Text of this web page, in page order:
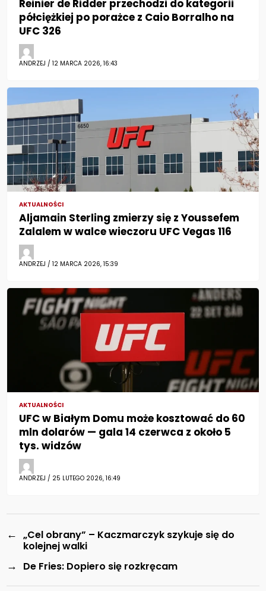
Reinier de Ridder przechodzi do kategorii
półciężkiej po porażce z Caio Borralho na
UFC 326
ANDRZEJ / 12 MARCA 2026, 16:43
AKTUALNOŚCI
Aljamain Sterling zmierzy się z Youssefem
Zalalem w walce wieczoru UFC Vegas 116
ANDRZEJ / 12 MARCA 2026, 15:39
AKTUALNOŚCI
UFC w Białym Domu może kosztować do 60
mln dolarów — gala 14 czerwca z około 5
tys. widzów
ANDRZEJ / 25 LUTEGO 2026, 16:49
← „Cel obrany” – Kaczmarczyk szykuje się do
kolejnej walki
→ De Fries: Dopiero się rozkręcam